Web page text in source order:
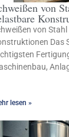
von
von
Das
lesen »